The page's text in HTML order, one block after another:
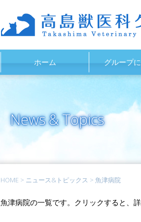
ホーム グループ
News & Topics
HOME > ニュース&トピックス > 魚津病院
魚津病院の一覧です。クリックすると、